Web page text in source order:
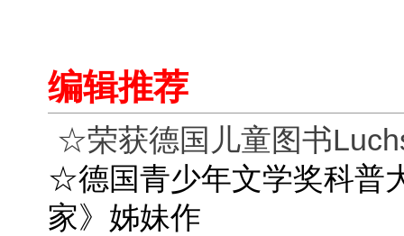
编辑推荐
☆荣获德国儿童图书
☆德国青少年文学奖科普
家》姊妹作